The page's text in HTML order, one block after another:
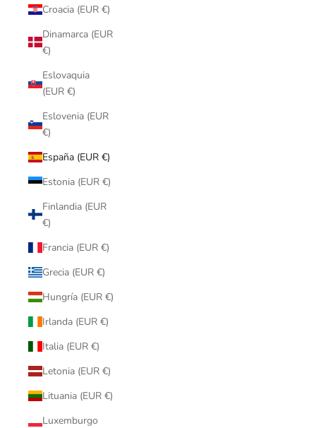
Croacia (EUR €)
Dinamarca (EUR
€)
Eslovaquia
(EUR €)
Eslovenia (EUR
€)
España (EUR €)
Estonia (EUR €)
Finlandia (EUR
€)
Francia (EUR €)
Grecia (EUR €)
Hungría (EUR €)
Irlanda (EUR €)
Italia (EUR €)
Letonia (EUR €)
Lituania (EUR €)
Luxemburgo